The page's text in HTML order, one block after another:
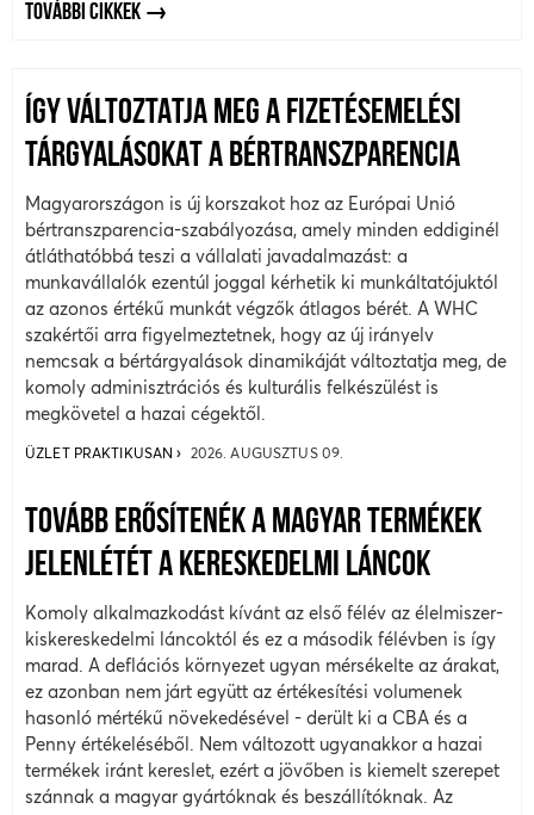
TOVÁBBI CIKKEK
ÍGY VÁLTOZTATJA MEG A FIZETÉSEMELÉSI
TÁRGYALÁSOKAT A BÉRTRANSZPARENCIA
Magyarországon is új korszakot hoz az Európai Unió
bértranszparencia-szabályozása, amely minden eddiginél
átláthatóbbá teszi a vállalati javadalmazást: a
munkavállalók ezentúl joggal kérhetik ki munkáltatójuktól
az azonos értékű munkát végzők átlagos bérét. A WHC
szakértői arra figyelmeztetnek, hogy az új irányelv
nemcsak a bértárgyalások dinamikáját változtatja meg, de
komoly adminisztrációs és kulturális felkészülést is
megkövetel a hazai cégektől.
ÜZLET PRAKTIKUSAN 2026. AUGUSZTUS 09.
TOVÁBB ERŐSÍTENÉK A MAGYAR TERMÉKEK
JELENLÉTÉT A KERESKEDELMI LÁNCOK
Komoly alkalmazkodást kívánt az első félév az élelmiszer-
kiskereskedelmi láncoktól és ez a második félévben is így
marad. A deflációs környezet ugyan mérsékelte az árakat,
ez azonban nem járt együtt az értékesítési volumenek
hasonló mértékű növekedésével - derült ki a CBA és a
Penny értékeléséből. Nem változott ugyanakkor a hazai
termékek iránt kereslet, ezért a jövőben is kiemelt szerepet
szánnak a magyar gyártóknak és beszállítóknak. Az